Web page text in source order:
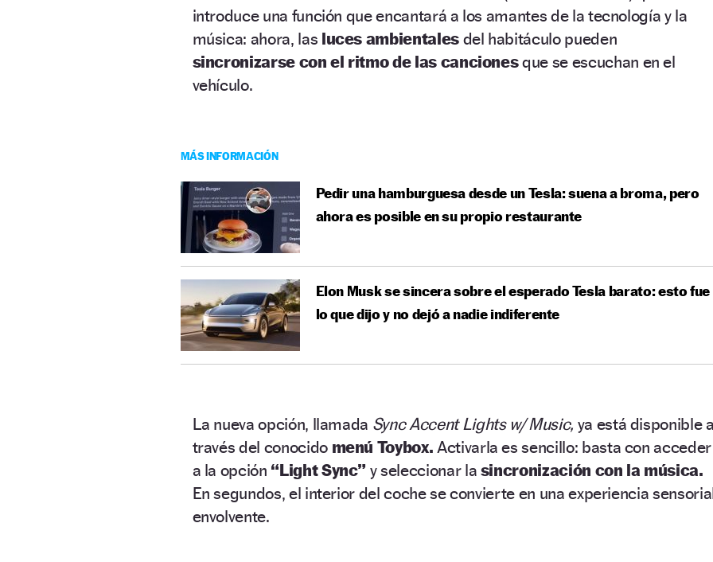
introduce una función que encantará a los amantes de la tecnología y la
música: ahora, las luces ambientalesdel habitáculo pueden
sincronizarse con el ritmo de las cancionesque se escuchan en el
vehículo.
MÁS INFORMACIÓN
Pedir una hamburguesa desde un Tesla: suena a broma, pero
ahora es posible en su propio restaurante
Elon Musk se sincera sobre el esperado Tesla barato: esto fue
lo que dijo y no dejó a nadie indiferente
La nueva opción, llamada Sync Accent Lights w/ Music, ya está disponible
través del conocido menú Toybox. Activarla es sencillo: basta con acceder
a la opción “Light Sync” y seleccionar la sincronización con la música.
En segundos, el interior del coche se convierte en una experiencia
envolvente.